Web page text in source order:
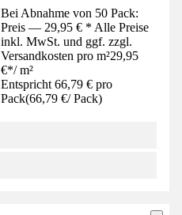
Bei Abnahme von 50 Pack:
Preis — 29,95 € * Alle Preise
inkl. MwSt. und ggf. zzgl.
Versandkosten pro m²29,95
€*/ m²
Entspricht 66,79 € pro
Pack(66,79 €/ Pack)